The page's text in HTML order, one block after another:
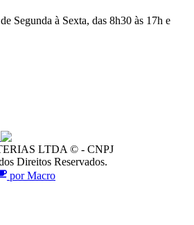
Segunda à Sexta, das 8h30 às 17h e
LTDA © - CNPJ
Direitos Reservados.
por Macro